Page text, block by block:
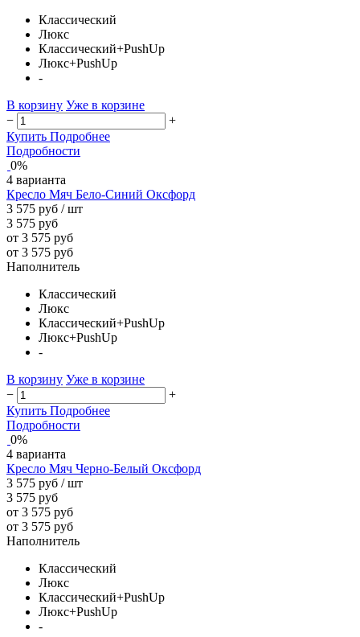
Классический
Люкс
Классический+PushUp
Люкс+PushUp
-
В корзину Уже в корзине
−
+
Купить Подробнее
Подробности
0%
4 варианта
Кресло Мяч Бело-Синий Оксфорд
3 575 руб / шт
3 575 руб
от 3 575 руб
от 3 575 руб
Наполнитель
Классический
Люкс
Классический+PushUp
Люкс+PushUp
-
В корзину Уже в корзине
−
+
Купить Подробнее
Подробности
0%
4 варианта
Кресло Мяч Черно-Белый Оксфорд
3 575 руб / шт
3 575 руб
от 3 575 руб
от 3 575 руб
Наполнитель
Классический
Люкс
Классический+PushUp
Люкс+PushUp
-